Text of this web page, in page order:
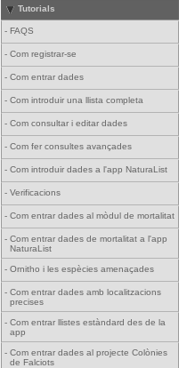
Tutorials
- FAQS
- Com registrar-se
- Com entrar dades
- Com introduir una llista completa
- Com consultar i editar dades
- Com fer consultes avançades
- Com introduir dades a l'app NaturaList
- Verificacions
- Com entrar dades al mòdul de mortalitat
- Com entrar dades de mortalitat a l'app
NaturaList
- Ornitho i les espècies amenaçades
- Com entrar dades amb localitzacions
precises
- Com entrar llistes estàndard des de la
app
- Com entrar dades al projecte Colònies
de Falciots